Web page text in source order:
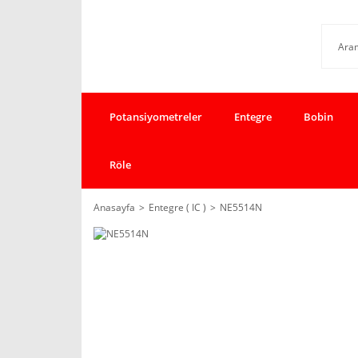
Potansiyometreler Entegre Bobin
Röle
Anasayfa Entegre ( IC )
NE5514N